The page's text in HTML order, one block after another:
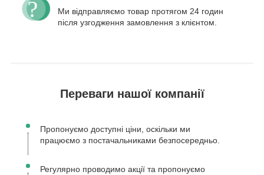
Ми відправляємо товар протягом 24 годин
після узгодження замовлення з клієнтом.
Переваги нашої компанії
Пропонуємо доступні ціни, оскільки ми
працюємо з постачальниками безпосередньо.
Регулярно проводимо акції та пропонуємо